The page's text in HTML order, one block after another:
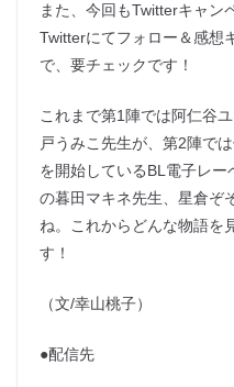
また、今回もTwitterキャン
Twitterにてフォロー＆感想
で、要チェックです！
これまで第1陣では阿仁谷
戸うみこ先生が、第2陣で
を開始しているBL電子レ
の暮田マキネ先生、星倉ぞ
ね。これからどんな物語を
す！
（文/幸山桃子）
●配信先